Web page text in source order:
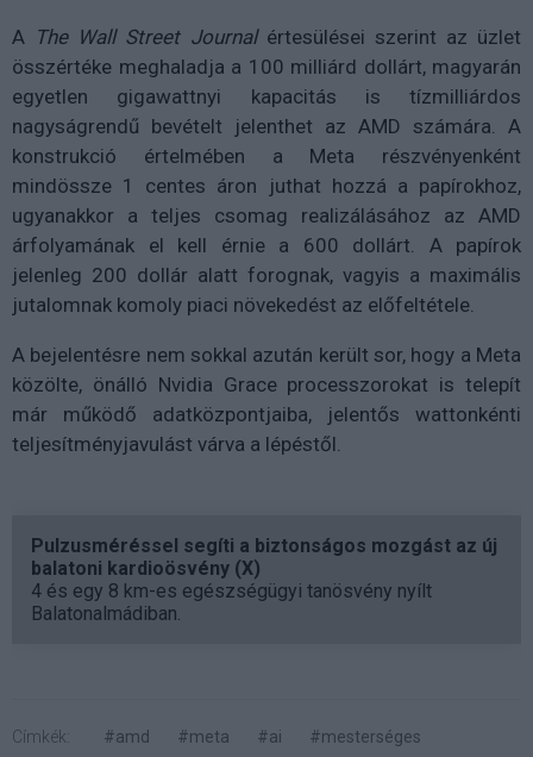
A The Wall Street Journalértesülései szerint az üzlet
összértéke meghaladja a 100 milliárd dollárt, magyarán
egyetlen gigawattnyi kapacitás is tízmilliárdos
nagyságrendű bevételt jelenthet az AMD számára. A
konstrukció értelmében a Meta részvényenként
mindössze 1 centes áron juthat hozzá a papírokhoz,
ugyanakkor a teljes csomag realizálásához az AMD
árfolyamának el kell érnie a 600 dollárt. A papírok
jelenleg 200 dollár alatt forognak, vagyis a maximális
jutalomnak komoly piaci növekedést az előfeltétele.
A bejelentésre nem sokkal azután került sor, hogy a Meta
közölte, önálló Nvidia Grace processzorokat is telepít
már működő adatközpontjaiba, jelentős wattonkénti
teljesítményjavulást várva a lépéstől.
Pulzusméréssel segíti a biztonságos mozgást az új
balatoni kardioösvény (X)
4 és egy 8 km-es egészségügyi tanösvény nyílt
Balatonalmádiban.
Címkék: #amd #meta #ai
#mesterséges